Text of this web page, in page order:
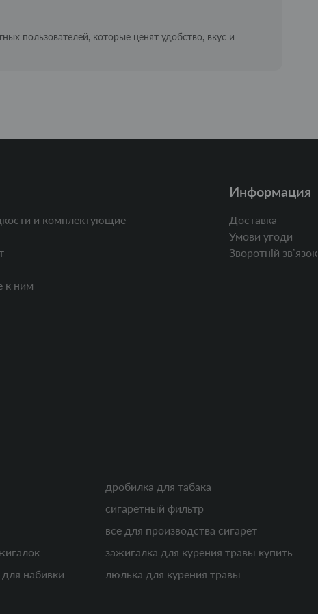
пользователей, которые ценят удобство, вкус и
и комплектующие
к ним
Информация
Доставка
Умови угоди
Зворотній звʼязок
набивки
дробилка для табака
сигаретный фильтр
все для производства сигарет
зажигалка для курения травы купить
люлька для курения травы